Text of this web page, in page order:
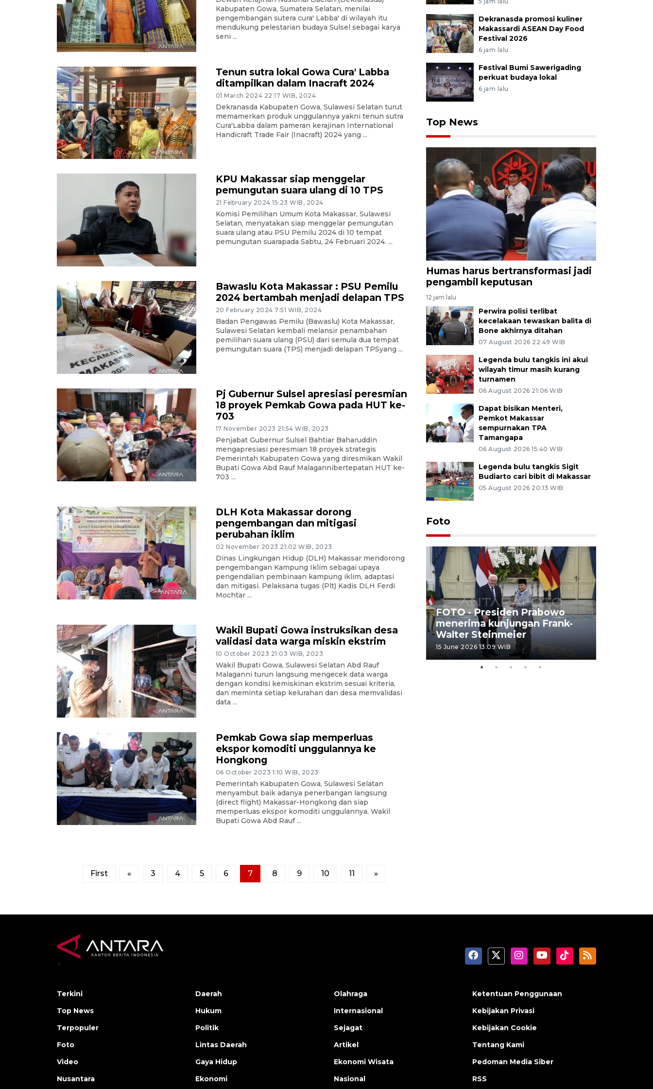
Kabupaten Gowa, Sumatera Selatan, menilai
pengembangan sutera cura' Labba' di wilayah itu
mendukung pelestarian budaya Sulsel sebagai karya
seni ...
Tenun sutra lokal Gowa Cura' Labba
ditampilkan dalam Inacraft 2024
01 March 2024 22:17 WIB, 2024
Dekranasda Kabupaten Gowa, Sulawesi Selatan turut
memamerkan produk unggulannya yakni tenun sutra
Cura'Labba dalam pameran kerajinan International
Handicraft Trade Fair (Inacraft) 2024 yang ...
KPU Makassar siap menggelar
pemungutan suara ulang di 10 TPS
21 February 2024 15:23 WIB, 2024
Komisi Pemilihan Umum Kota Makassar, Sulawesi
Selatan, menyatakan siap menggelar pemungutan
suara ulang atau PSU Pemilu 2024 di 10 tempat
pemungutan suarapada Sabtu, 24 Februari 2024. ...
Bawaslu Kota Makassar : PSU Pemilu
2024 bertambah menjadi delapan TPS
20 February 2024 7:51 WIB, 2024
Badan Pengawas Pemilu (Bawaslu) Kota Makassar,
Sulawesi Selatan kembali melansir penambahan
pemilihan suara ulang (PSU) dari semula dua tempat
pemungutan suara (TPS) menjadi delapan TPSyang ...
Pj Gubernur Sulsel apresiasi peresmian
18 proyek Pemkab Gowa pada HUT ke-
703
17 November 2023 21:54 WIB, 2023
Penjabat Gubernur Sulsel Bahtiar Baharuddin
mengapresiasi peresmian 18 proyek strategis
Pemerintah Kabupaten Gowa yang diresmikan Wakil
Bupati Gowa Abd Rauf Malagannibertepatan HUT ke-
703 ...
DLH Kota Makassar dorong
pengembangan dan mitigasi
perubahan iklim
02 November 2023 21:02 WIB, 2023
Dinas Lingkungan Hidup (DLH) Makassar mendorong
pengembangan Kampung Iklim sebagai upaya
pengendalian pembinaan kampung iklim, adaptasi
dan mitigasi. Pelaksana tugas (Plt) Kadis DLH Ferdi
Mochtar ...
Wakil Bupati Gowa instruksikan desa
validasi data warga miskin ekstrim
10 October 2023 21:03 WIB, 2023
Wakil Bupati Gowa, Sulawesi Selatan Abd Rauf
Malaganni turun langsung mengecek data warga
dengan kondisi kemiskinan ekstrim sesuai kriteria,
dan meminta setiap kelurahan dan desa memvalidasi
data ...
Pemkab Gowa siap memperluas
ekspor komoditi unggulannya ke
Hongkong
06 October 2023 1:10 WIB, 2023
Pemerintah Kabupaten Gowa, Sulawesi Selatan
menyambut baik adanya penerbangan langsung
(direct flight) Makassar-Hongkong dan siap
memperluas ekspor komoditi unggulannya. Wakil
Bupati Gowa Abd Rauf ...
First « 3 4 5 6 7 8 9 10 11 »
Dekranasda promosi kuliner
Makassardi ASEAN Day Food
Festival 2026
6 jam lalu
Festival Bumi Sawerigading
perkuat budaya lokal
6 jam lalu
Top News
Humas harus bertransformasi jadi
pengambil keputusan
12 jam lalu
Perwira polisi terlibat
kecelakaan tewaskan balita di
Bone akhirnya ditahan
07 August 2026 22:49 WIB
Legenda bulu tangkis ini akui
wilayah timur masih kurang
turnamen
06 August 2026 21:06 WIB
Dapat bisikan Menteri,
Pemkot Makassar
sempurnakan TPA
Tamangapa
06 August 2026 15:40 WIB
Legenda bulu tangkis Sigit
Budiarto cari bibit di Makassar
05 August 2026 20:13 WIB
Foto
HUT ke-80 Raja Keraton
Yogyakarta
02 April 2026 12:51 WIB
FOTO - Presiden Prabowo
menerima kunjungan Frank-
Walter Steinmeier
15 June 2026 13:09 WIB
>
Terkini
Top News
Terpopuler
Foto
Video
Nusantara
Daerah
Hukum
Politik
Lintas Daerah
Gaya Hidup
Ekonomi
Olahraga
Internasional
Sejagat
Artikel
Ekonomi Wisata
Nasional
Ketentuan Penggunaan
Kebijakan Privasi
Kebijakan Cookie
Tentang Kami
Pedoman Media Siber
RSS